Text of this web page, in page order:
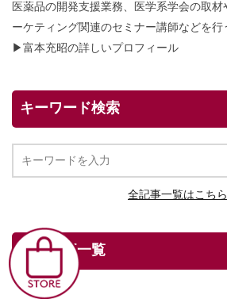
医薬品の開発支援業務、医学系学会の取
ーケティング関連のセミナー講師などを行
▶ 富本充昭の詳しいプロフィール
キーワード検索
全記事一覧はこちら
人気記事一覧